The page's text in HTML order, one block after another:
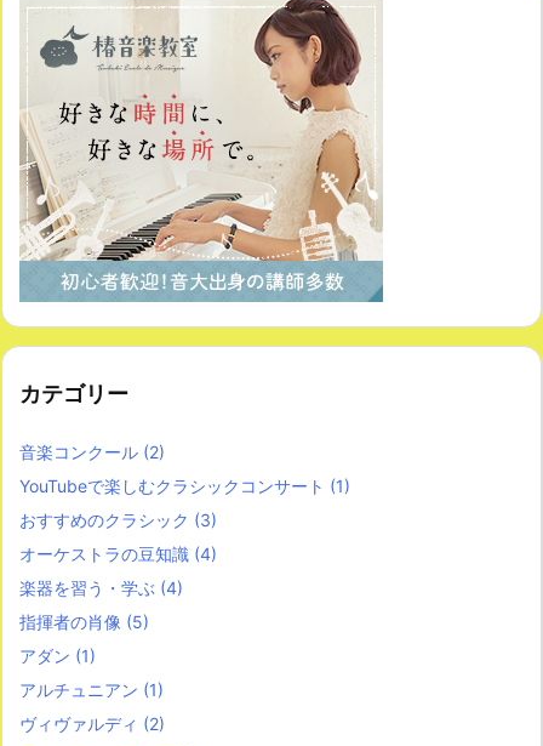
カテゴリー
音楽コンクール (2)
YouTubeで楽しむクラシックコンサート (1)
おすすめのクラシック (3)
オーケストラの豆知識 (4)
楽器を習う・学ぶ (4)
指揮者の肖像 (5)
アダン (1)
アルチュニアン (1)
ヴィヴァルディ (2)